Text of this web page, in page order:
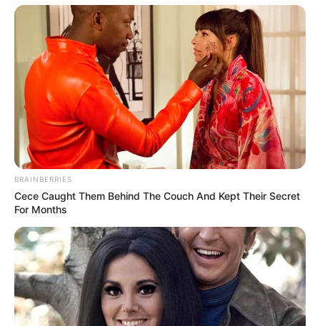
Navigation
articles
PRIX DOMINIK CORDEAU
PRONOSTIC QUINTE 01-01-
2024
PRIX PAYS D’OUCHE
PRONOSTIC QUINTE PMU 05-
01-2024
BRAINBERRIES
Cece Caught Them Behind The Couch And Kept Their Secret
For Months